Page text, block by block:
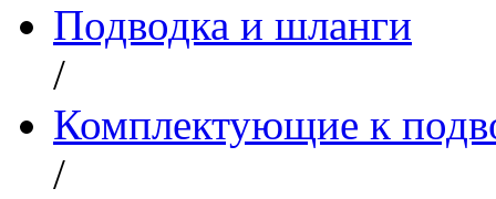
Подводка и шланги
/
Комплектующие к
/